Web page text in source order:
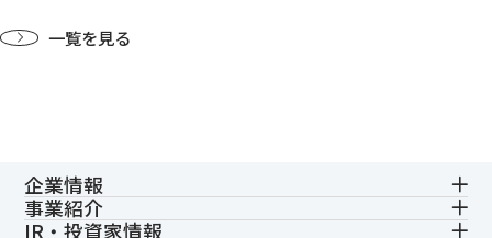
一覧を見る
企業情報
事業紹介
IR・投資家情報